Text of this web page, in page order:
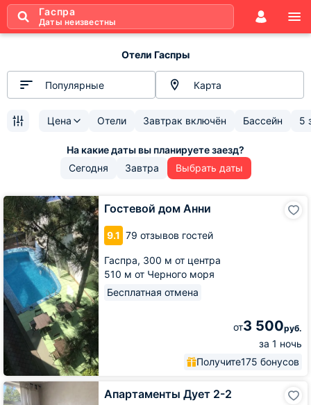
Гаспра
Даты неизвестны
Отели Гаспры
Популярные Карта
Цена Отели Завтрак включён Бассейн 5
Сегодня Завтра Выбрать даты
Гостевой дом Анни
9.1 79 отзывов гостей
Гаспра, 300 м от центра
510 м от Черного моря
Бесплатная отмена
от3 500руб.
за 1 ночь
Получите175 бонусов
Гостевой
дом
Анни
Апартаменты Дует 2-2
Апартаменты
Дует